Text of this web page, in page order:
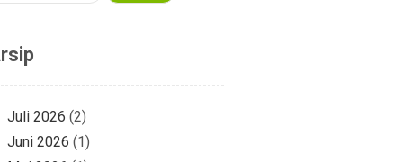
Juli 2026 (2)
Juni 2026 (1)